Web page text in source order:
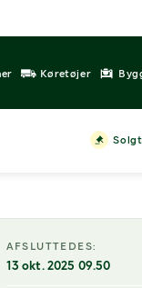
Køretøjer
AFSLUTTEDES:
13 okt. 2025 09.50